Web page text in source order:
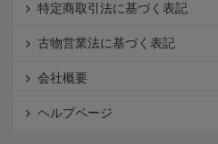
特定商取引法に基づく表記
古物営業法に基づく表記
会社概要
ヘルプページ